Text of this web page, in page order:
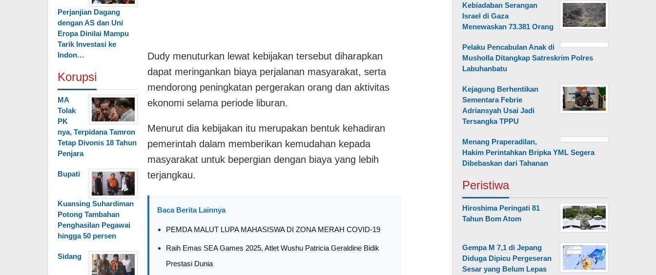
Perjanjian Dagang
dengan AS dan Uni
Eropa Dinilai Mampu
Tarik Investasi ke
Indon…
Korupsi
MA
Tolak
PK
nya, Terpidana Tamron
Tetap Divonis 18 Tahun
Penjara
Bupati
Kuansing Suhardiman
Potong Tambahan
Penghasilan Pegawai
hingga 50 persen
Sidang
Dudy menuturkan lewat kebijakan tersebut diharapkan
dapat meringankan biaya perjalanan masyarakat, serta
mendorong peningkatan pergerakan orang dan aktivitas
ekonomi selama periode liburan.
Menurut dia kebijakan itu merupakan bentuk kehadiran
pemerintah dalam memberikan kemudahan kepada
masyarakat untuk bepergian dengan biaya yang lebih
terjangkau.
Baca Berita Lainnya
PEMDA MALUT LUPA MAHASISWA DI ZONA MERAH COVID-19
Raih Emas SEA Games 2025, Atlet Wushu Patricia Geraldine Bidik
Prestasi Dunia
Kebiadaban Serangan
Israel di Gaza
Menewaskan 73.381 Orang
Pelaku Pencabulan Anak di
Musholla Ditangkap Satreskrim Polres
Labuhanbatu
Kejagung Berhentikan
Sementara Febrie
Adriansyah Usai Jadi
Tersangka TPPU
Menang Praperadilan,
Hakim Perintahkan Bripka YML Segera
Dibebaskan dari Tahanan
Peristiwa
Hiroshima Peringati 81
Tahun Bom Atom
Gempa M 7,1 di Jepang
Diduga Dipicu Pergeseran
Sesar yang Belum Lepas